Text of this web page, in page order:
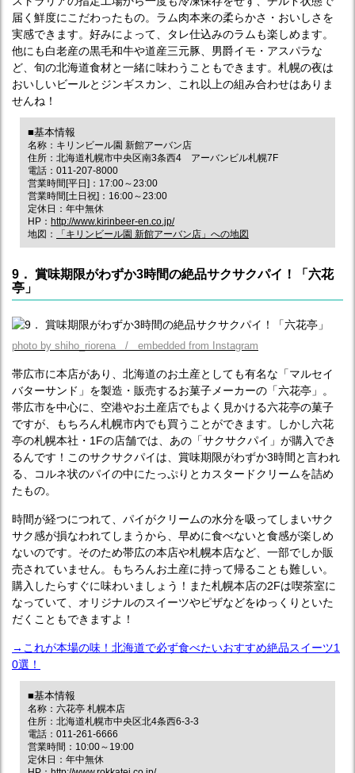
届く鮮度にこだわったもの。ラム肉本来の柔らかさ・おいしさを
実感できます。好みによって、タレ仕込みのラムも楽しめます。
他にも白老産の黒毛和牛や道産三元豚、男爵イモ・アスパラな
ど、旬の北海道食材と一緒に味わうこともできます。札幌の夜は
おいしいビールとジンギスカン、これ以上の組み合わせはありま
せんね！
■基本情報
名称：キリンビール園 新館アーバン店
住所：北海道札幌市中央区南3条西4 アーバンビル札幌7F
電話：011-207-8000
営業時間[平日]：17:00～23:00
営業時間[土日祝]：16:00～23:00
定休日：年中無休
HP： http://www.kirinbeer-en.co.jp/
地図：
「キリンビール園 新館アーバン店」への地図
9． 賞味期限がわずか3時間の絶品サクサクパイ！「六花
亭」
photo by shiho_riorena / embedded from Instagram
帯広市に本店があり、北海道のお土産としても有名な「マルセイ
バターサンド」を製造・販売するお菓子メーカーの「六花亭」。
帯広市を中心に、空港やお土産店でもよく見かける六花亭の菓子
ですが、もちろん札幌市内でも買うことができます。しかし六花
亭の札幌本社・1Fの店舗では、あの「サクサクパイ」が購入でき
るんです！このサクサクパイは、賞味期限がわずか3時間と言われ
る、コルネ状のパイの中にたっぷりとカスタードクリームを詰め
たもの。
時間が経つにつれて、パイがクリームの水分を吸ってしまいサク
サク感が損なわれてしまうから、早めに食べないと食感が楽しめ
ないのです。そのため帯広の本店や札幌本店など、一部でしか販
売されていません。もちろんお土産に持って帰ることも難しい。
購入したらすぐに味わいましょう！また札幌本店の2Fは喫茶室に
なっていて、オリジナルのスイーツやピザなどをゆっくりといた
だくこともできますよ！
→これが本場の味！北海道で必ず食べたいおすすめ絶品スイーツ1
0選！
■基本情報
名称：六花亭 札幌本店
住所：北海道札幌市中央区北4条西6-3-3
電話：011-261-6666
営業時間：10:00～19:00
定休日：年中無休